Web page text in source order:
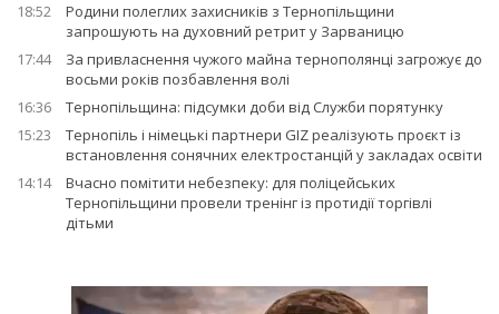
18:52
Родини полеглих захисників з Тернопільщини
запрошують на духовний ретрит у Зарваницю
17:44
За привласнення чужого майна тернополянці загрожує до
восьми років позбавлення волі
16:36
Тернопільщина: підсумки доби від Служби порятунку
15:23
Тернопіль і німецькі партнери GIZ реалізують проєкт із
встановлення сонячних електростанцій у закладах освіти
14:14
Вчасно помітити небезпеку: для поліцейських
Тернопільщини провели тренінг із протидії торгівлі
дітьми